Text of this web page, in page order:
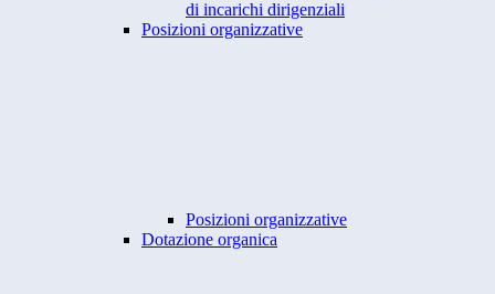
di incarichi dirigenziali
Posizioni organizzative
Posizioni organizzative
Dotazione organica